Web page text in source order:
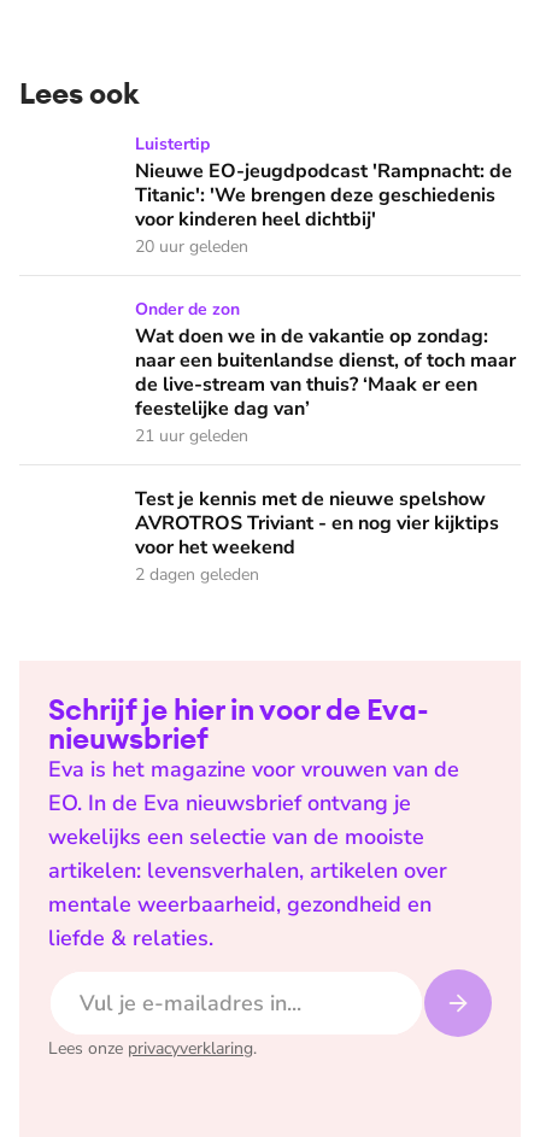
Lees ook
Nieuwe EO-jeugdpodcast 'Rampnacht: de Titanic': 'We
Luistertip
Nieuwe EO-jeugdpodcast 'Rampnacht: de
Titanic': 'We brengen deze geschiedenis
voor kinderen heel dichtbij'
20 uur geleden
Wat doen we in de vakantie op zondag: naar een
Onder de zon
Wat doen we in de vakantie op zondag:
naar een buitenlandse dienst, of toch maar
de live-stream van thuis? ‘Maak er een
feestelijke dag van’
21 uur geleden
Test je kennis met de nieuwe spelshow AVROTROS
Test je kennis met de nieuwe spelshow
AVROTROS Triviant - en nog vier kijktips
voor het weekend
2 dagen geleden
Schrijf je hier in voor de Eva-
nieuwsbrief
Eva is het magazine voor vrouwen van de
EO. In de Eva nieuwsbrief ontvang je
wekelijks een selectie van de mooiste
artikelen: levensverhalen, artikelen over
mentale weerbaarheid, gezondheid en
liefde & relaties.
Lees onze privacyverklaring.